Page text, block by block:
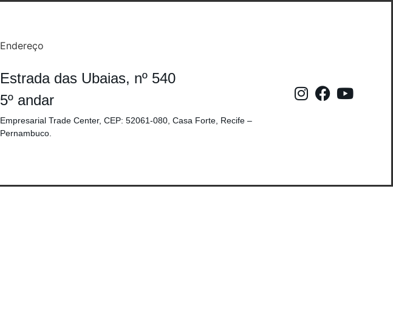
Endereço
Estrada das Ubaias, nº 540
5º andar
Empresarial Trade Center, CEP: 52061-080, Casa Forte, Recife –
Pernambuco.